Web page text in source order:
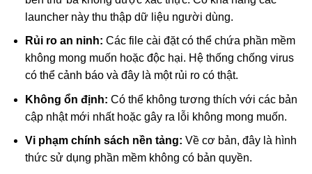
launcher này thu thập dữ liệu người dùng.
Rủi ro an ninh: Các file cài đặt có thể chứa phần mềm
không mong muốn hoặc độc hại. Hệ thống chống virus
có thể cảnh báo và đây là một rủi ro có thật.
Không ổn định: Có thể không tương thích với các bản
cập nhật mới nhất hoặc gây ra lỗi không mong muốn.
Vi phạm chính sách nền tảng: Về cơ bản, đây là hình
thức sử dụng phần mềm không có bản quyền.